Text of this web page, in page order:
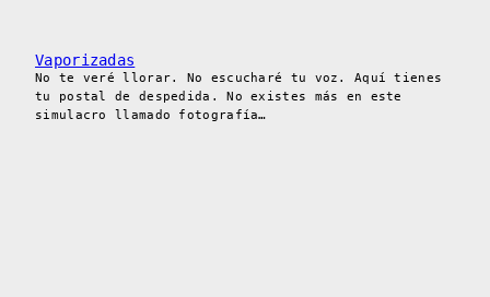
Vaporizadas
No te veré llorar. No escucharé tu voz. Aquí tienes
tu postal de despedida. No existes más en este
simulacro llamado fotografía…